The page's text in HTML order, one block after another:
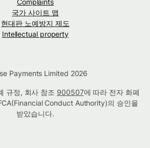
국가 사이트 맵
현대판 노예방지 제도
Intellectual property
Payments Limited 2026
규정, 회사 참조 900507에 따라 전자 화폐
Conduct Authority)의 승인을
받았습니다.